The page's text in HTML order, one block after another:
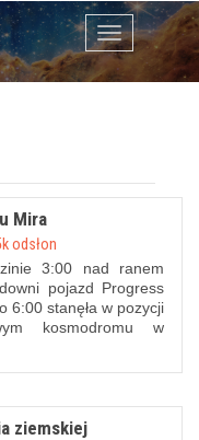
Menu
Mira
odsłon
3:00 nad ranem
pojazd Progress
6:00 stanęła w pozycji
kosmodromu w
ziemskiej